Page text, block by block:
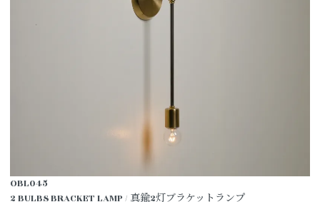
OBL045
2 BULBS BRACKET LAMP / 真鍮2灯ブラケットランプ